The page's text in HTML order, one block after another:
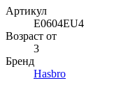
Артикул
E0604EU4
Возраст от
3
Бренд
Hasbro